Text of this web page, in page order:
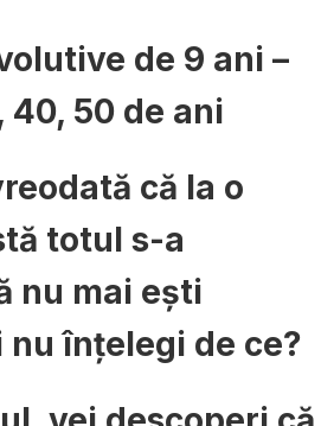
de 9 ani –
40, 50 de ani
că la o
totul s-a
nu mai ești
nu înțelegi de ce?